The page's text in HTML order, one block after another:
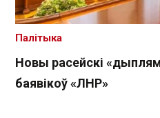
Новы расейскі
баявікоў «ЛНР»
Палітыка